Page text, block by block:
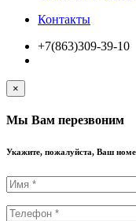
Контакты
+7(863)309-39-10
×
Мы Вам перезвоним
Укажите, пожалуйста, Ваш